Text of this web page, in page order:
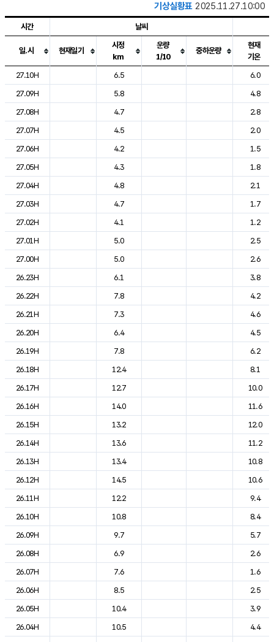
기상실황표 2025.11.27.10:00
도시별 기상실황표로 지점, 날씨, 기온, 강수, 바람, 기압등을 안내한 표입
시간 날씨
일.시 현재일기
시정
km
운량
1/10
중하운량
현재
기온
27.10H
6.5
6.0
27.09H
5.8
4.8
27.08H
4.7
2.8
27.07H
4.5
2.0
27.06H
4.2
1.5
27.05H
4.3
1.8
27.04H
4.8
2.1
27.03H
4.7
1.7
27.02H
4.1
1.2
27.01H
5.0
2.5
27.00H
5.0
2.6
26.23H
6.1
3.8
26.22H
7.8
4.2
26.21H
7.3
4.6
26.20H
6.4
4.5
26.19H
7.8
6.2
26.18H
12.4
8.1
26.17H
12.7
10.0
26.16H
14.0
11.6
26.15H
13.2
12.0
26.14H
13.6
11.2
26.13H
13.4
10.8
26.12H
14.5
10.6
26.11H
12.2
9.4
26.10H
10.8
8.4
26.09H
9.7
5.7
26.08H
6.9
2.6
26.07H
7.6
1.6
26.06H
8.5
2.5
26.05H
10.4
3.9
26.04H
10.5
4.4